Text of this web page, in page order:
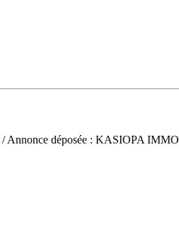
/ Annonce déposée : KASIOPA IMMO